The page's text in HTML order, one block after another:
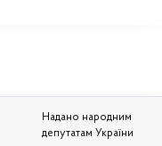
Надано народним
депутатам України